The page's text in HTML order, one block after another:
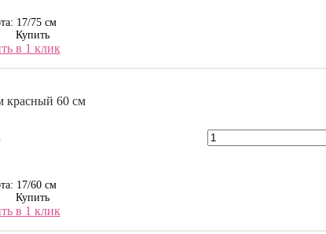
17/75 см
Купить
в 1 клик
красный 60 см
17/60 см
Купить
в 1 клик